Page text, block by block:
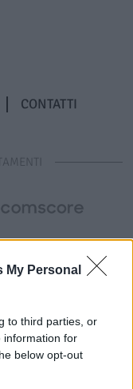
My Personal
to third parties, or
information for
below opt-out
CONTATTI
- Testata
N. 8/2020 - RG N.